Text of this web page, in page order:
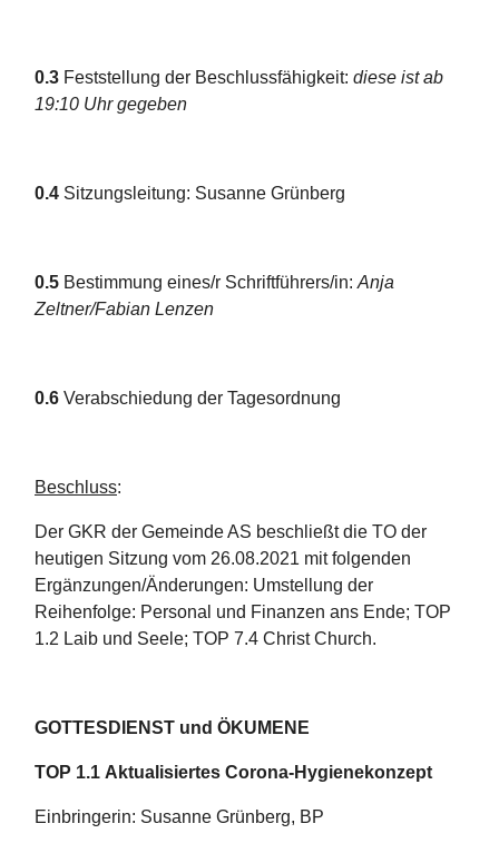
0.3 Feststellung der Beschlussfähigkeit: diese ist ab
19:10 Uhr gegeben
0.4 Sitzungsleitung: Susanne Grünberg
0.5 Bestimmung eines/r Schriftführers/in: Anja
Zeltner/Fabian Lenzen
0.6 Verabschiedung der Tagesordnung
Beschluss:
Der GKR der Gemeinde AS beschließt die TO der
heutigen Sitzung vom 26.08.2021 mit folgenden
Ergänzungen/Änderungen: Umstellung der
Reihenfolge: Personal und Finanzen ans Ende; TOP
1.2 Laib und Seele; TOP 7.4 Christ Church.
GOTTESDIENST und ÖKUMENE
TOP 1.1 Aktualisiertes Corona-Hygienekonzept
Einbringerin: Susanne Grünberg, BP